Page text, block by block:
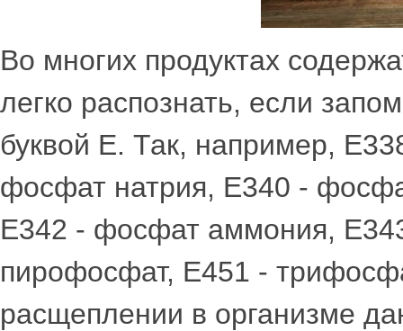
Во многих продуктах
легко распознать, если
буквой Е. Так, например,
фосфат натрия, Е340 -
Е342 - фосфат аммония,
пирофосфат, Е451 -
расщеплении в организме